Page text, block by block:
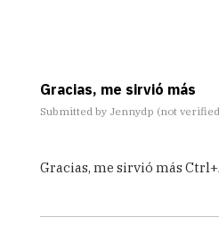
Gracias, me sirvió más
Submitted by Jennydp (not
reply
Ctrl+Alt+D
Gracias, me sirvió más